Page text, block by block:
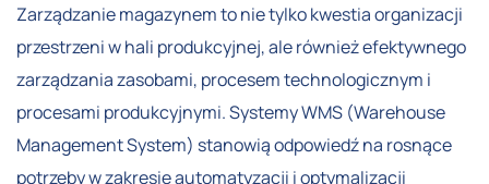
Zarządzanie magazynem to nie tylko kwestia organizacji
przestrzeni w hali produkcyjnej, ale również efektywnego
zarządzania zasobami, procesem technologicznym i
procesami produkcyjnymi. Systemy WMS (Warehouse
Management System) stanowią odpowiedź na rosnące
potrzeby w zakresie automatyzacji i optymalizacji